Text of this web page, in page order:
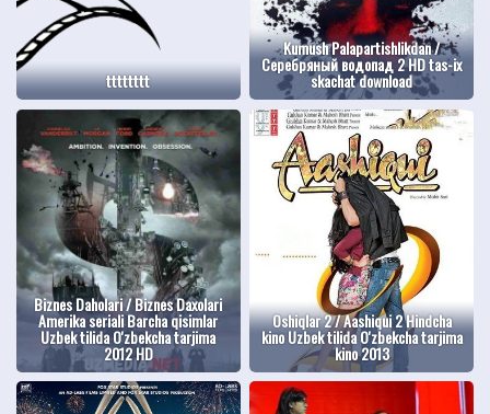
tttttttt
Kumush Palapartishlikdan /
Серебряный водопад 2 HD tas-ix
skachat download
Biznes Daholari / Biznes Daxolari
Amerika seriali Barcha qisimlar
Uzbek tilida O'zbekcha tarjima
2012 HD
Oshiqlar 2 / Aashiqui 2 Hindcha
kino Uzbek tilida O'zbekcha tarjima
kino 2013